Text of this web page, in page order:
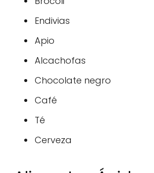
Endivias
Apio
Alcachofas
Chocolate negro
Café
Té
Cerveza